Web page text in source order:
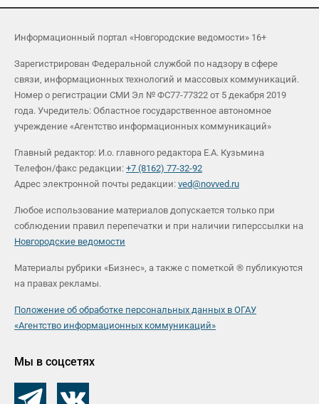
Информационный портал «Новгородские ведомости» 16+
Зарегистрирован Федеральной службой по надзору в сфере
связи, информационных технологий и массовых коммуникаций.
Номер о регистрации СМИ Эл № ФС77-77322 от 5 декабря 2019
года. Учредитель: Областное государственное автономное
учреждение «Агентство информационных коммуникаций»
Главный редактор: И.о. главного редактора Е.А. Кузьмина
Телефон/факс редакции: +7 (8162) 77-32-92
Адрес электронной почты редакции: ved@novved.ru
Любое использование материалов допускается только при
соблюдении правил перепечатки и при наличии гиперссылки на
Новгородские ведомости
Материалы рубрики «Бизнес», а также с пометкой ® публикуются
на правах рекламы.
Положение об обработке персональных данных в ОГАУ
«Агентство информационных коммуникаций»
Мы в соцсетях